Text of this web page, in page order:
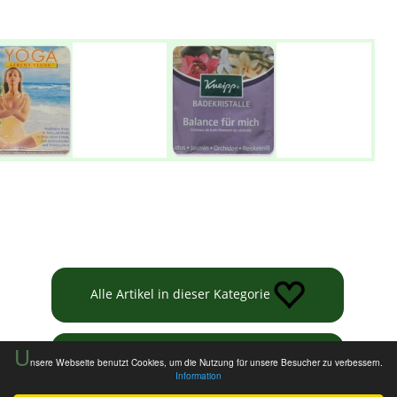
Unsere Webseite benutzt Cookies, um die Nutzung für unsere Besucher zu verbessern.
Information
Alle Artikel in dieser Kategorie
Informationen zur Tauschbörse